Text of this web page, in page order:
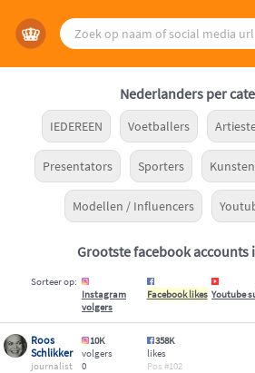
Nederlanders per
IEDEREEN Voetballers
Presentators Sporters
Modellen / Influencers
Grootste facebook accounts
Sorteer op:
Instagram
volgers
Facebook likes Youtube
Roos
Schlikker
journalist
10K
volgers
0
358K
likes
102